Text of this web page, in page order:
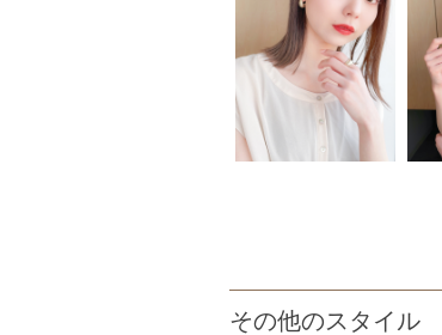
その他のスタイル